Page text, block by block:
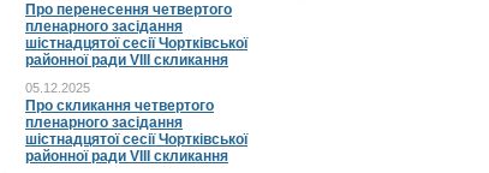
Про перенесення четвертого
пленарного засідання
шістнадцятої сесії Чортківської
районної ради VIII скликання
05.12.2025
Про скликання четвертого
пленарного засідання
шістнадцятої сесії Чортківської
районної ради VIII скликання